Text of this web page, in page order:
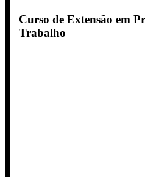
Curso de Extensão em
Trabalho